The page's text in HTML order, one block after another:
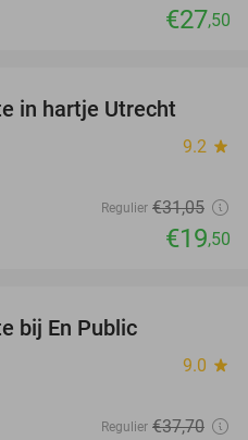
€27,50
in hartje Utrecht
9.2 star
Regulier €31,05
€19,50
bij En Public
9.0 star
Regulier €37,70